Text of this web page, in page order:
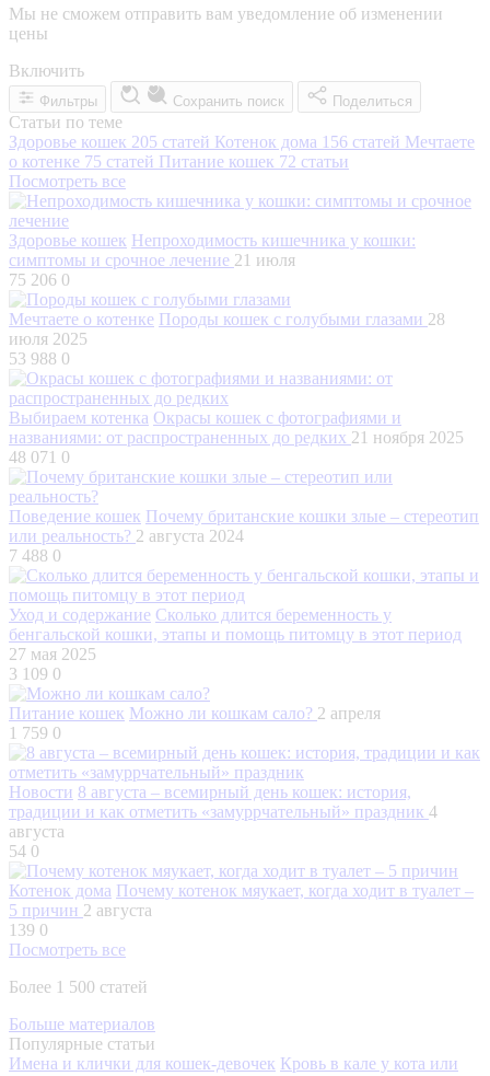
Мы не сможем отправить вам уведомление об изменении
цены
Включить
Фильтры Сохранить поиск Поделиться
Статьи по теме
Здоровье кошек 205 статей Котенок дома 156 статей Мечтаете
о котенке 75 статей Питание кошек 72 статьи
Посмотреть все
Здоровье кошек Непроходимость кишечника у кошки:
симптомы и срочное лечение 21 июля
75 206 0
Мечтаете о котенке Породы кошек с голубыми глазами 28
июля 2025
53 988 0
Выбираем котенка Окрасы кошек с фотографиями и
названиями: от распространенных до редких 21 ноября 2025
48 071 0
Поведение кошек Почему британские кошки злые – стереотип
или реальность? 2 августа 2024
7 488 0
Уход и содержание Сколько длится беременность у
бенгальской кошки, этапы и помощь питомцу в этот период
27 мая 2025
3 109 0
Питание кошек Можно ли кошкам сало? 2 апреля
1 759 0
Новости 8 августа – всемирный день кошек: история,
традиции и как отметить «замуррчательный» праздник 4
августа
54 0
Котенок дома Почему котенок мяукает, когда ходит в туалет –
5 причин 2 августа
139 0
Посмотреть все
Более 1 500 статей
Больше материалов
Популярные статьи
Имена и клички для кошек-девочек Кровь в кале у кота или